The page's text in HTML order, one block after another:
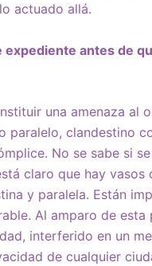
actuado allá.
antes de
una amenaza al
paralelo, clandestino
No se sabe si
claro que hay vasos
y paralela. Están
Al amparo de esta
interferido en un
de cualquier